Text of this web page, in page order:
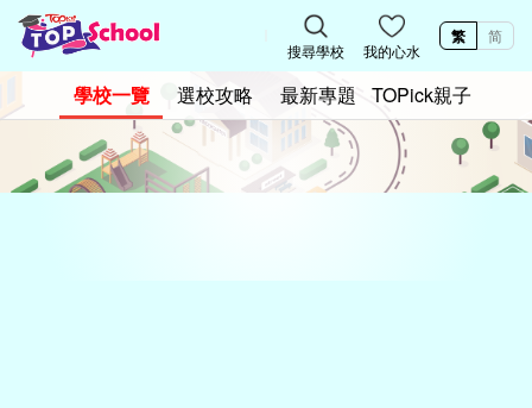
搜尋學校 我的心水
繁 简
學校一覽 選校攻略 最新專題 TOPick親子